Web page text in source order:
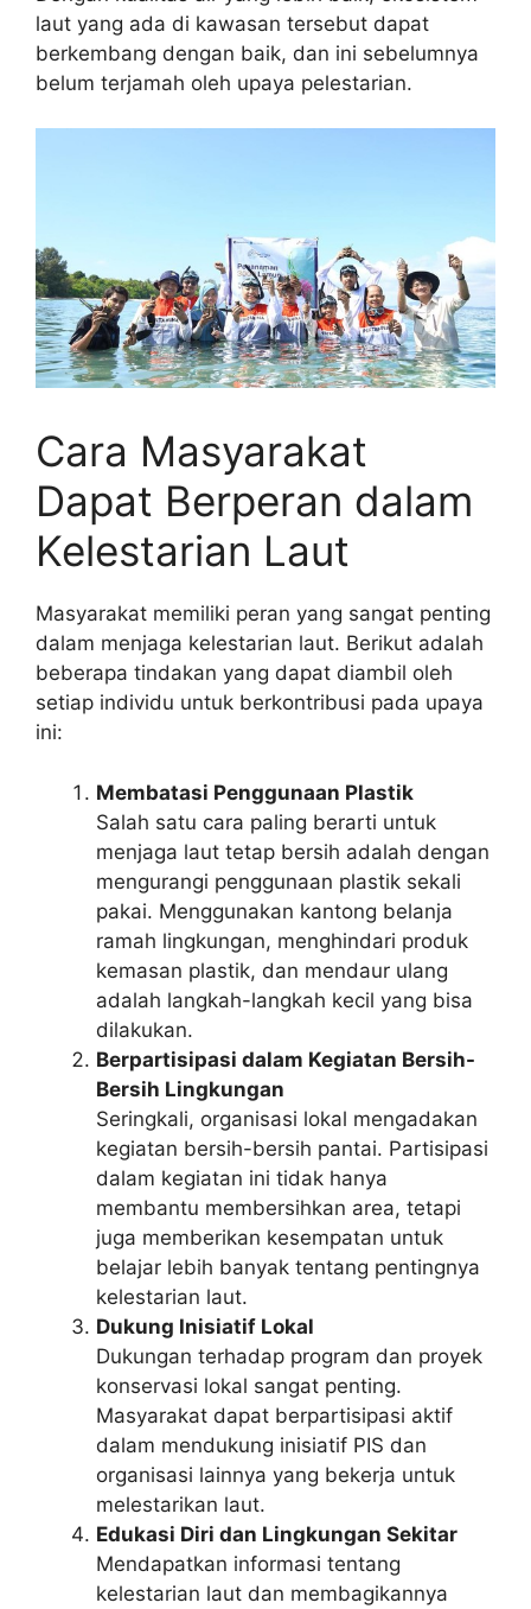
laut yang ada di kawasan tersebut dapat
berkembang dengan baik, dan ini sebelumnya
belum terjamah oleh upaya pelestarian.
Cara Masyarakat
Dapat Berperan dalam
Kelestarian Laut
Masyarakat memiliki peran yang sangat penting
dalam menjaga kelestarian laut. Berikut adalah
beberapa tindakan yang dapat diambil oleh
setiap individu untuk berkontribusi pada upaya
ini:
Membatasi Penggunaan Plastik
Salah satu cara paling berarti untuk
menjaga laut tetap bersih adalah dengan
mengurangi penggunaan plastik sekali
pakai. Menggunakan kantong belanja
ramah lingkungan, menghindari produk
kemasan plastik, dan mendaur ulang
adalah langkah-langkah kecil yang bisa
dilakukan.
Berpartisipasi dalam Kegiatan Bersih-
Bersih Lingkungan
Seringkali, organisasi lokal mengadakan
kegiatan bersih-bersih pantai. Partisipasi
dalam kegiatan ini tidak hanya
membantu membersihkan area, tetapi
juga memberikan kesempatan untuk
belajar lebih banyak tentang pentingnya
kelestarian laut.
Dukung Inisiatif Lokal
Dukungan terhadap program dan proyek
konservasi lokal sangat penting.
Masyarakat dapat berpartisipasi aktif
dalam mendukung inisiatif PIS dan
organisasi lainnya yang bekerja untuk
melestarikan laut.
Edukasi Diri dan Lingkungan Sekitar
Mendapatkan informasi tentang
kelestarian laut dan membagikannya